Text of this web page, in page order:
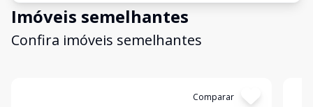
Imóveis semelhantes
Confira imóveis semelhantes
Comparar